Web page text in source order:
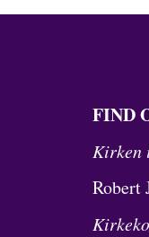
FIND
Kirken
Robert